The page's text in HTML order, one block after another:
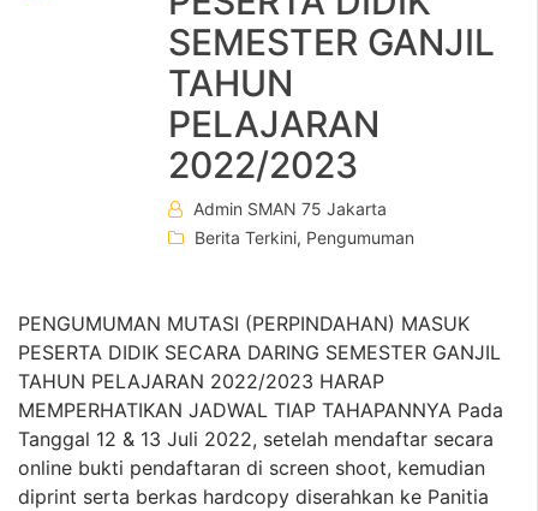
SEMESTER GANJIL
TAHUN
PELAJARAN
2022/2023
Admin SMAN 75 Jakarta
Berita Terkini, Pengumuman
PENGUMUMAN MUTASI (PERPINDAHAN) MASUK
PESERTA DIDIK SECARA DARING SEMESTER GANJIL
TAHUN PELAJARAN 2022/2023 HARAP
MEMPERHATIKAN JADWAL TIAP TAHAPANNYA Pada
Tanggal 12 & 13 Juli 2022, setelah mendaftar secara
online bukti pendaftaran di screen shoot, kemudian
diprint serta berkas hardcopy diserahkan ke Panitia